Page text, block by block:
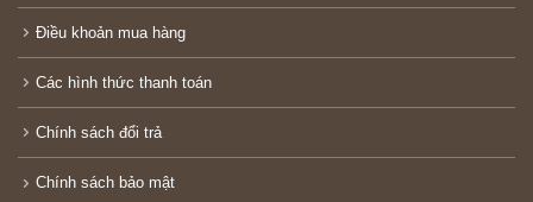
Điều khoản mua hàng
Các hình thức thanh toán
Chính sách đổi trả
Chính sách bảo mật